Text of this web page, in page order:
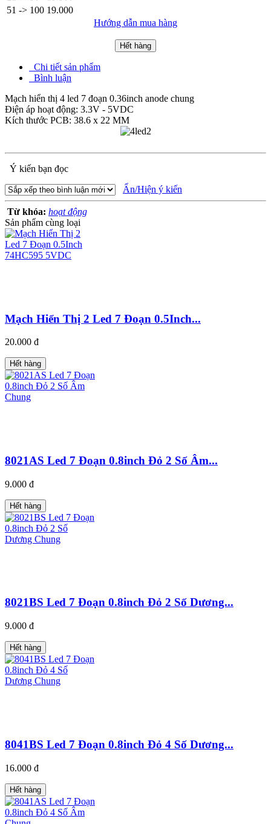
51 -> 100 19.000
Hướng dẫn mua hàng
Hết hàng
Chi tiết sản phẩm
Bình luận
Mạch hiển thị 4 led 7 đoạn 0.36inch anode chung
Điện áp hoạt động: 3.3V - 5VDC
Kích thước PCB: 38.6 x 22 MM
Ý kiến bạn đọc
Ẩn/Hiện ý kiến
Từ khóa: hoạt động
Sản phẩm cùng loại
Mạch Hiển Thị 2 Led 7 Đoạn 0.5Inch...
20.000 đ
Hết hàng
8021AS Led 7 Đoạn 0.8inch Đỏ 2 Số Âm...
9.000 đ
Hết hàng
8021BS Led 7 Đoạn 0.8inch Đỏ 2 Số Dương...
9.000 đ
Hết hàng
8041BS Led 7 Đoạn 0.8inch Đỏ 4 Số Dương...
16.000 đ
Hết hàng